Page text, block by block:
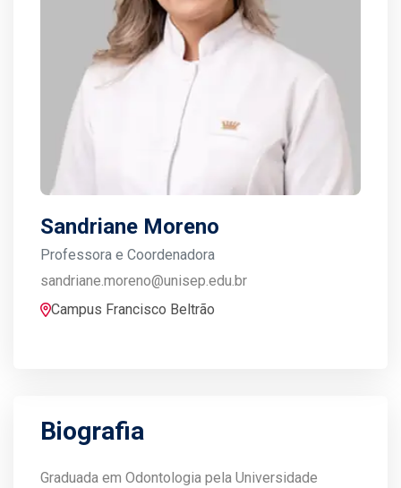
Sandriane Moreno
Professora e Coordenadora
sandriane.moreno@unisep.edu.br
Campus Francisco Beltrão
Biografia
Graduada em Odontologia pela Universidade